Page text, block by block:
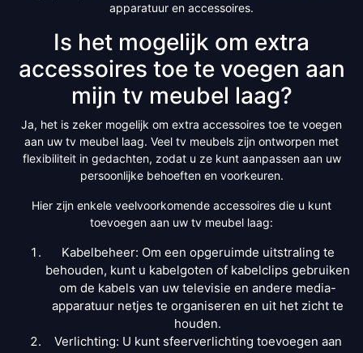
apparatuur en accessoires.
Is het mogelijk om extra
accessoires toe te voegen aan
mijn tv meubel laag?
Ja, het is zeker mogelijk om extra accessoires toe te voegen
aan uw tv meubel laag. Veel tv meubels zijn ontworpen met
flexibiliteit in gedachten, zodat u ze kunt aanpassen aan uw
persoonlijke behoeften en voorkeuren.
Hier zijn enkele veelvoorkomende accessoires die u kunt
toevoegen aan uw tv meubel laag:
Kabelbeheer: Om een opgeruimde uitstraling te
behouden, kunt u kabelgoten of kabelclips gebruiken
om de kabels van uw televisie en andere media-
apparatuur netjes te organiseren en uit het zicht te
houden.
Verlichting: U kunt sfeerverlichting toevoegen aan